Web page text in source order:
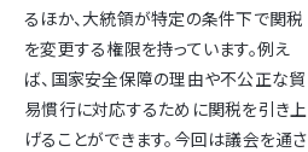
るほか、大統領が特定の条件下で関税
を変更する権限を持っています。例え
ば、国家安全保障の理由や不公正な貿
易慣行に対応するために関税を引き上
げることができます。今回は議会を通さ